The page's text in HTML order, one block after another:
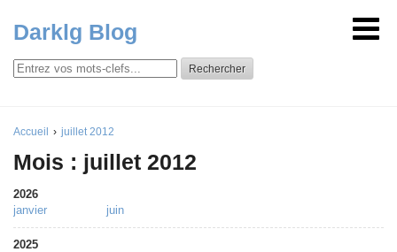
Darklg Blog
Rechercher
Accueil juillet 2012
Mois : juillet 2012
2026
janvier
juin
2025